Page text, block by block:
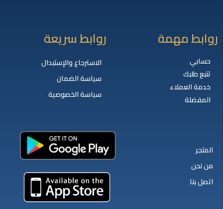
روابط مهمة
حسابي
تتبع طلبك
خدمة العملاء
المفضلة
روابط سريعة
الاسترجاع والإستبدال
سياسة الضمان
سياسة الخصوصية
المتجر
من نحن
اتصل بنا